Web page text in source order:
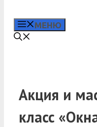
МЕНЮ
Акция и
класс